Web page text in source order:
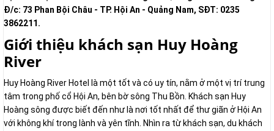
Đ/c: 73 Phan Bội Châu - TP. Hội An - Quảng Nam, SĐT: 0235
3862211.
Giới thiệu khách sạn Huy Hoàng
River
Huy Hoàng River Hotel là một tốt và có uy tín, nằm ​​ở một vị trí trung
tâm trong phố cổ Hội An, bên bờ sông Thu Bồn. Khách sạn Huy
Hoàng sông được biết đến như là nơi tốt nhất để thư giãn ở Hội An
với không khí trong lành và yên tĩnh. Nhìn ra từ khách sạn, du khách